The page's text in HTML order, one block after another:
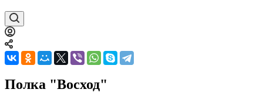
Полка "Восход"